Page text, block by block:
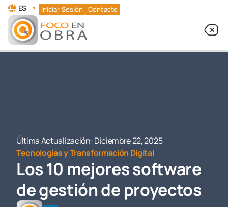
ES ▼ Iniciar Sesión Contacto
Última Actualización:Diciembre 22, 2025
Tecnologías y Transformación Digital
Los 10 mejores software
de gestión de proyectos